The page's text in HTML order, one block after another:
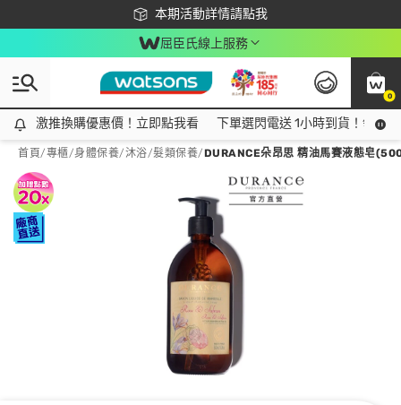
本期活動詳情請點我
下載app最高回饋$350
屈臣氏線上服務
0
激推換購優惠價！立即點我看
激推換購優惠價！立即點我看 下單選閃電送 1小時到貨！領神
首頁/專櫃/身體保養/沐浴/髮類保養/DURANCE朵昂思 精油馬賽液態皂